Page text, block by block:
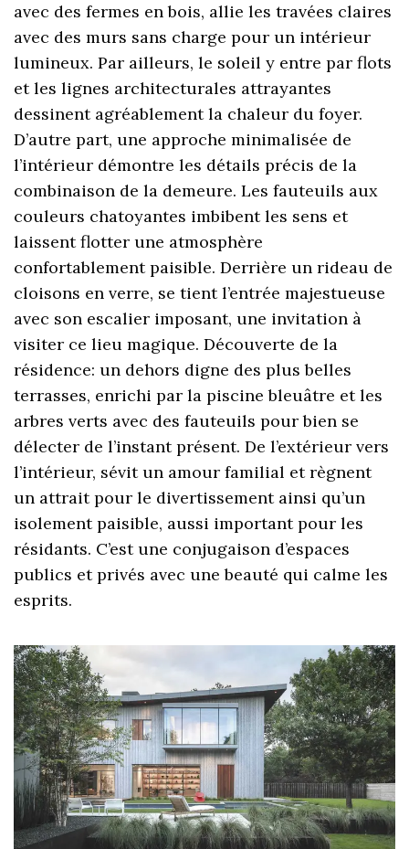
avec des fermes en bois, allie les travées claires
avec des murs sans charge pour un intérieur
lumineux. Par ailleurs, le soleil y entre par flots
et les lignes architecturales attrayantes
dessinent agréablement la chaleur du foyer.
D’autre part, une approche minimalisée de
l’intérieur démontre les détails précis de la
combinaison de la demeure. Les fauteuils aux
couleurs chatoyantes imbibent les sens et
laissent flotter une atmosphère
confortablement paisible. Derrière un rideau de
cloisons en verre, se tient l’entrée majestueuse
avec son escalier imposant, une invitation à
visiter ce lieu magique. Découverte de la
résidence: un dehors digne des plus belles
terrasses, enrichi par la piscine bleuâtre et les
arbres verts avec des fauteuils pour bien se
délecter de l’instant présent. De l’extérieur vers
l’intérieur, sévit un amour familial et règnent
un attrait pour le divertissement ainsi qu’un
isolement paisible, aussi important pour les
résidants. C’est une conjugaison d’espaces
publics et privés avec une beauté qui calme les
esprits.